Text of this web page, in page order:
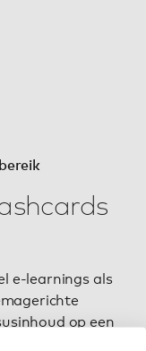
e-learnings als
op een